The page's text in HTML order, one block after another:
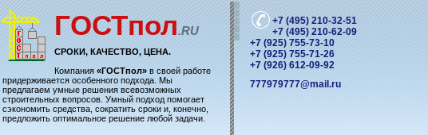
ГОСТпол.RU
СРОКИ, КАЧЕСТВО, ЦЕНА.
Компания «ГОСТпол» в своей работе
придерживается особенного подхода. Мы
предлагаем умные решения всевозможных
строительных вопросов. Умный подход помогает
сэкономить средства, сократить сроки и, конечно,
предложить оптимальное решение любой задачи.
+7 (495) 210-32-51
+7 (495) 210-62-09
+7 (925) 755-73-10
+7 (925) 755-71-26
+7 (926) 612-09-92
777979777@mail.ru